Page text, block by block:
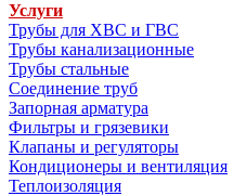
Услуги
Трубы для ХВС и ГВС
Трубы канализационные
Трубы стальные
Соединение труб
Запорная арматура
Фильтры и грязевики
Клапаны и регуляторы
Кондиционеры и вентиляция
Теплоизоляция